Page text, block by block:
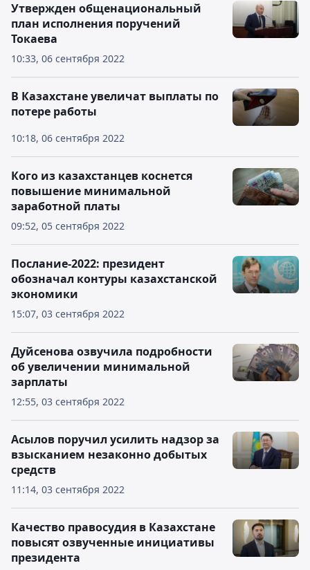
10:33, 06 сентября 2022
Утвержден общенациональный
план исполнения поручений
Токаева
10:18, 06 сентября 2022
В Казахстане увеличат выплаты по
потере работы
09:52, 05 сентября 2022
Кого из казахстанцев коснется
повышение минимальной
заработной платы
15:07, 03 сентября 2022
Послание-2022: президент
обозначал контуры казахстанской
экономики
12:55, 03 сентября 2022
Дуйсенова озвучила подробности
об увеличении минимальной
зарплаты
11:14, 03 сентября 2022
Асылов поручил усилить надзор за
взысканием незаконно добытых
средств
Качество правосудия в Казахстане
повысят озвученные инициативы
президента